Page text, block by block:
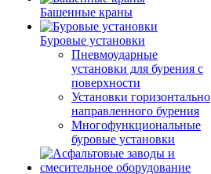
Башенные краны
Буровые установки
Пневмоударные
установки для бурения с
поверхности
Установки горизонтально
направленного бурения
Многофункциональные
буровые установки